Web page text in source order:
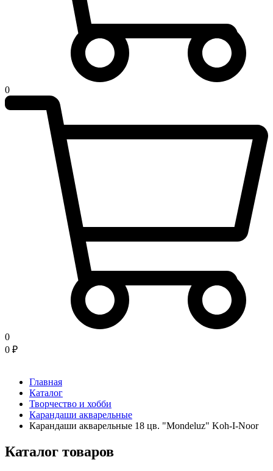
0
0
0 ₽
Главная
Каталог
Творчество и хобби
Карандаши акварельные
Карандаши акварельные 18 цв. "Mondeluz" Koh-I-Noor
Каталог товаров